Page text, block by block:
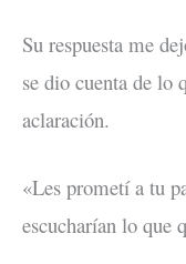
Su respuesta me
se dio cuenta de lo
aclaración.
«Les prometí a tu
escucharían lo que